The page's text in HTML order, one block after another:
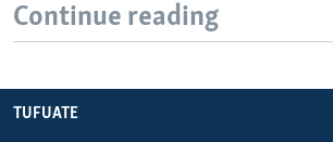
Continue reading
TUFUATE